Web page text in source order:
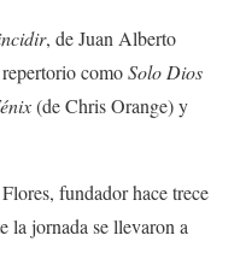
, de Juan Alberto
comoSolo Dios
(de Chris Orange) y
fundador hace trece
la jornada se llevaron a